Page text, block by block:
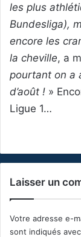
les plus
Bundesliga),
encore les
la cheville, a
pourtant on a
d’août ! »
Ligue 1…
Laisser un
Votre adresse e-
sont indiqués avec